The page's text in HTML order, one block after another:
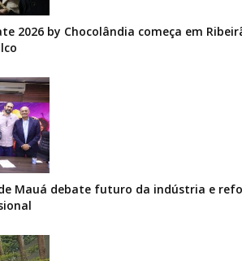
2026 by Chocolândia começa em
Mauá debate futuro da indústria e